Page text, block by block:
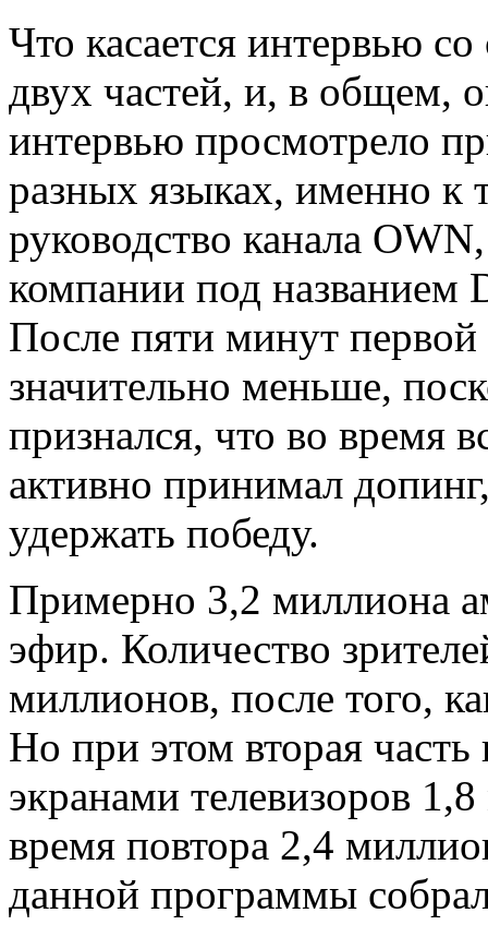
Что касается интервью
двух частей, и, в общем,
интервью просмотрело
разных языках, именно к
руководство канала
компании под названием
После пяти минут первой
значительно меньше,
признался, что во время
активно принимал
удержать победу.
Примерно 3,2 миллиона
эфир. Количество
миллионов, после того,
Но при этом вторая
экранами телевизоров
время повтора 2,4
данной программы